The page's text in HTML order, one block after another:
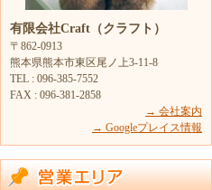
有限会社Craft（クラフト）
〒862-0913
熊本県熊本市東区尾ノ上3-11-8
TEL : 096-385-7552
FAX : 096-381-2858
→ 会社案内
→ Googleプレイス情報